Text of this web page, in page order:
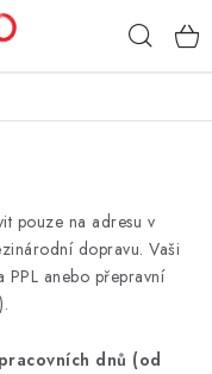
pouze na adresu v
dopravu. Vaši
PPL anebo přepravní
dnů (od